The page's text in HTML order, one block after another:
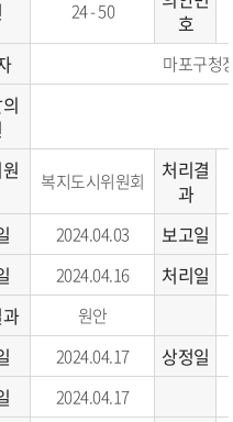
24 - 50
호
마포구청
복지도시위원회
처리결
과
2024.04.03
보고일
2024.04.16 처리일
원안
2024.04.17
상정일
2024.04.17